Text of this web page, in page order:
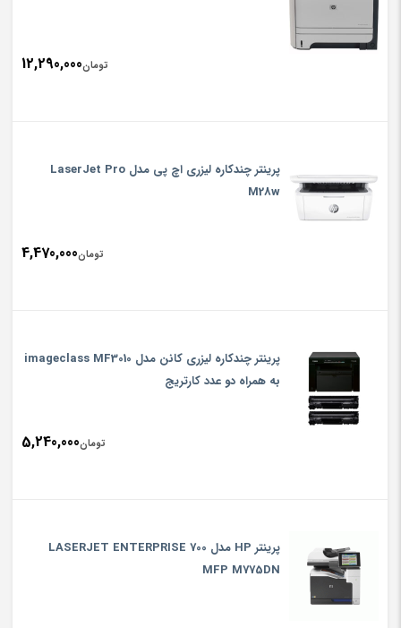
تومان12,290,000
پرینتر چندکاره لیزری اچ پی مدل LaserJet Pro
M28w
تومان4,470,000
پرینتر چندکاره لیزری کانن مدل imageclass MF3010
به همراه دو عدد کارتریج
تومان5,240,000
پرینتر HP مدل LASERJET ENTERPRISE 700
MFP M775DN